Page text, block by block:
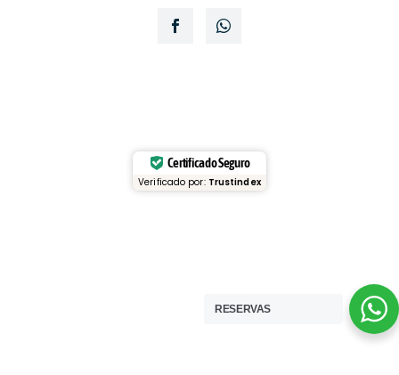
Certificado Seguro
Verificado por: Trustindex
RESERVAS